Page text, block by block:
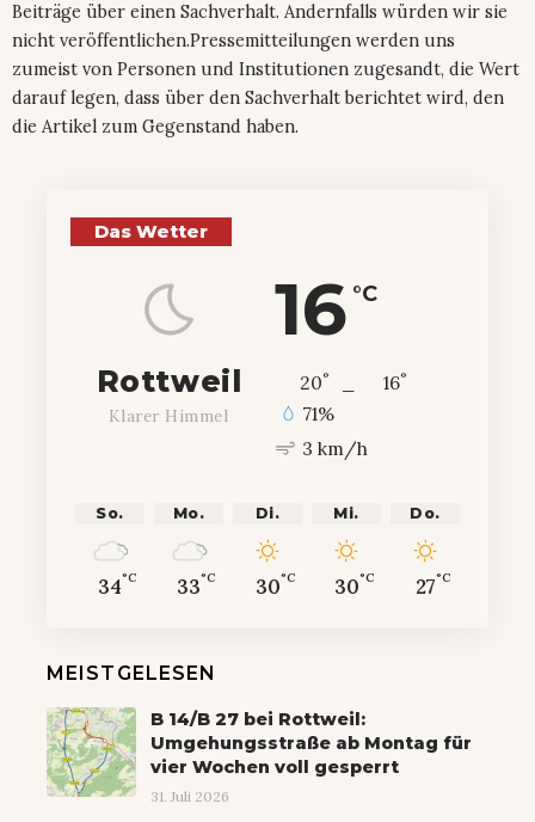
Beiträge über einen Sachverhalt. Andernfalls würden wir sie
nicht veröffentlichen.Pressemitteilungen werden uns
zumeist von Personen und Institutionen zugesandt, die Wert
darauf legen, dass über den Sachverhalt berichtet wird, den
die Artikel zum Gegenstand haben.
Das Wetter
16 °C
Rottweil
Klarer Himmel
20° 16°
71%
3 km/h
So.
34°C
Mo.
33°C
Di.
30°C
Mi.
30°C
Do.
27°C
MEISTGELESEN
B 14/B 27 bei Rottweil:
Umgehungsstraße ab Montag für
vier Wochen voll gesperrt
31. Juli 2026